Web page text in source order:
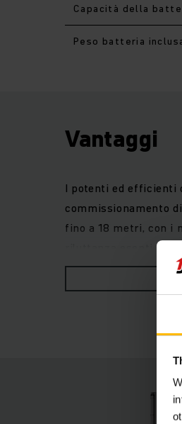
Capacità della
Peso batteria
Vantaggi
I potenti ed efficienti
commissionamento
fino a 18 metri, con i
riluttanza esenti da
lavorano secondo il
delle oscillazioni
massima